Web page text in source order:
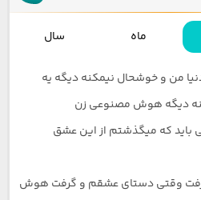
ماه سال
من و خوشحال نیمکنه دیگه یه
دیگه هوش مصنوعی زن
که میگذشتم از این عشق
گرفت وقتی دستای عشقم و گرفت هوش